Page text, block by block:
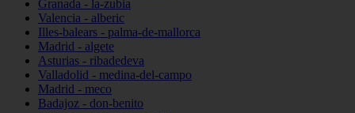
Granada - la-zubia
Valencia - alberic
Illes-balears - palma-de-mallorca
Madrid - algete
Asturias - ribadedeva
Valladolid - medina-del-campo
Madrid - meco
Badajoz - don-benito